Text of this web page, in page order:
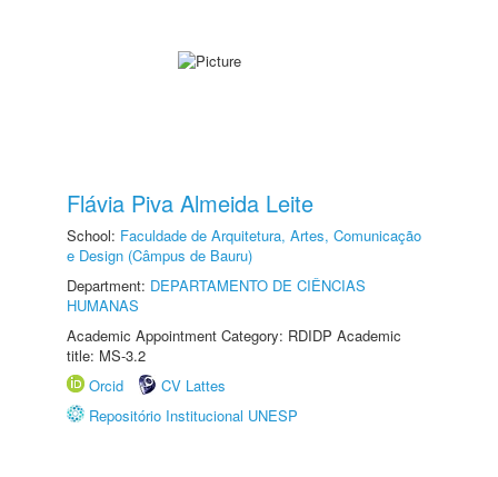
Flávia Piva Almeida Leite
School: Faculdade de Arquitetura, Artes, Comunicação
e Design (Câmpus de Bauru)
Department: DEPARTAMENTO DE CIÊNCIAS
HUMANAS
Academic Appointment Category: RDIDP Academic
title: MS-3.2
Orcid
CV Lattes
Repositório Institucional UNESP